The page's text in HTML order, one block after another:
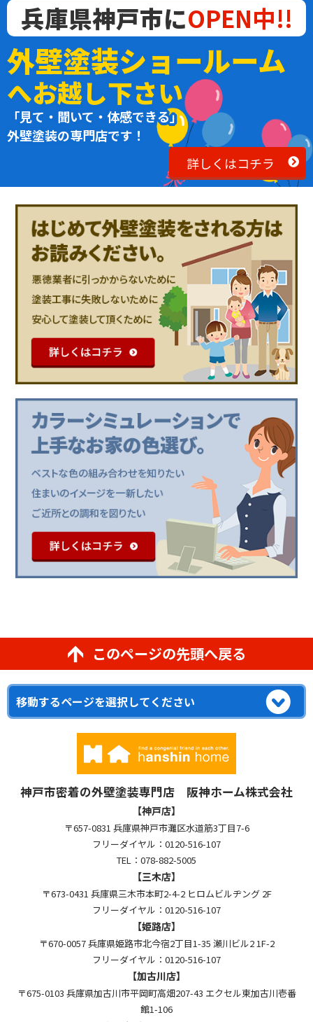
兵庫県神戸市にOPEN中!!
外壁塗装ショールーム
へお越し下さい
「見て・聞いて・体感できる」
外壁塗装の専門店です！
詳しくはコチラ
このページの先頭へ戻る
神戸市密着の外壁塗装専門店 阪神ホーム株式会社
【神戸店】
〒657-0831 兵庫県神戸市灘区水道筋3丁目7-6
フリーダイヤル：0120-516-107
TEL：078-882-5005
【三木店】
〒673-0431 兵庫県三木市本町2-4-2 ヒロムビルヂング 2F
フリーダイヤル：0120-516-107
【姫路店】
〒670-0057 兵庫県姫路市北今宿2丁目1-35 瀬川ビル2 1F-2
フリーダイヤル：0120-516-107
【加古川店】
〒675-0103 兵庫県加古川市平岡町高畑207-43 エクセル東加古川壱番
館1-106